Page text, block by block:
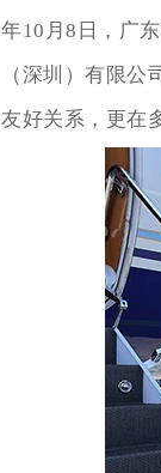
年10月8日，广
（深圳）有限
友好关系，更在